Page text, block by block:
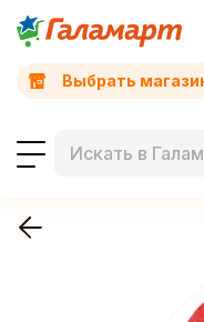
Выбрать